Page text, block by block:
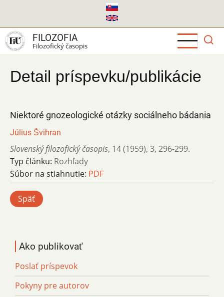
hlavný
obsah
FILOZOFIA
Filozofický časopis
Detail príspevku/publikácie
Niektoré gnozeologické otázky sociálneho bádania
Július Švihran
Slovenský filozofický časopis, 14 (1959), 3, 296-299.
Typ článku: Rozhľady
Súbor na stiahnutie: PDF
Späť
Ako publikovať
Poslať príspevok
Pokyny pre autorov